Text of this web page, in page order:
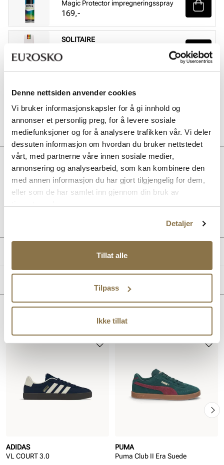
Denne nettsiden anvender cookies
Vi bruker informasjonskapsler for å gi innhold og
annonser et personlig preg, for å levere sosiale
mediefunksjoner og for å analysere trafikken vår. Vi deler
dessuten informasjon om hvordan du bruker nettstedet
vårt, med partnerne våre innen sosiale medier,
annonsering og analysearbeid, som kan kombinere den
med annen informasjon du har gjort tilgjengelig for dem,
eller som de har samlet inn gjennom din bruk av
Detaljer
Tillat alle
Tilpass
Ikke tillat
Magic Protector impregneringsspray
Pris
169,-
SOLITAIRE
Pris
99,-
Combi Care Foam skovask
Pris
99,-
Beskrivelse
Terrace sneaker fra PUMA med semsket sort overdel, detaljer I hvitt.
Art. nr05157401
Overdel:Semsket skinn
Lignende produkter
ADIDAS
VL COURT 3.0
PUMA
Puma Club II Era Suede